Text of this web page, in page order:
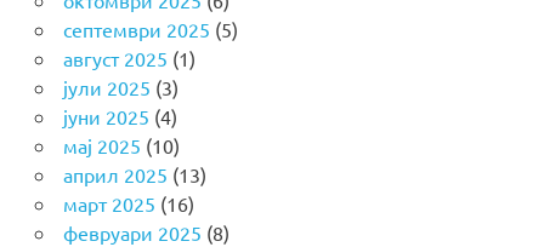
септември 2025 (5)
август 2025 (1)
јули 2025 (3)
јуни 2025 (4)
мај 2025 (10)
април 2025 (13)
март 2025 (16)
февруари 2025 (8)